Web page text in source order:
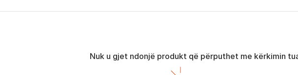
Nuk u gjet ndonjë produkt që përputhet me kërkimin